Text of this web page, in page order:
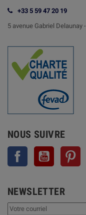
+33 5 59 47 20 19
5 avenue Gabriel Delaunay -
NOUS SUIVRE
Facebook YouTube
NEWSLETTER